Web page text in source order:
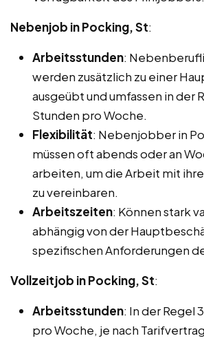
Nebenjob in Pocking, St:
Arbeitsstunden:
werden zusätzlich zu einer
ausgeübt und umfassen in der
Stunden pro Woche.
Flexibilität: Nebenjobber in
müssen oft abends oder an
arbeiten, um die Arbeit mit
zu vereinbaren.
Arbeitszeiten: Können stark
abhängig von der
spezifischen Anforderungen
Vollzeitjob in Pocking, St:
Arbeitsstunden: In der Regel
pro Woche, je nach